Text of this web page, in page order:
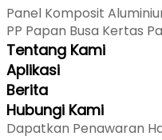
Panel Komposit
PP Papan Busa Kertas
Tentang Kami
Aplikasi
Berita
Hubungi Kami
Dapatkan Penawaran